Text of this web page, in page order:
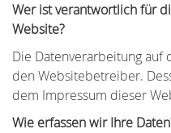
Wer ist verantwortlich für
Website?
Die Datenverarbeitung
den Websitebetreiber.
dem Impressum dieser
Wie erfassen wir Ihre